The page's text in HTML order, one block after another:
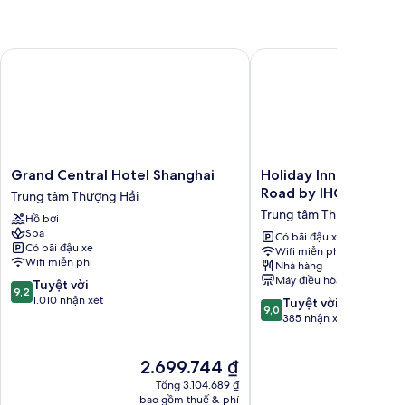
Grand
Central
Hotel
Shanghai
Trung
tâm
Thượng
Hải
Grand Central Hotel Shanghai
Trung tâm Thượng Hải
Hồ bơi
Spa
Có bãi đậu xe
Wifi miễn phí
9.2
trên
9,2 Tuyệt vời
1.010 nhận xét
Giá
hiện
tại
2.699.744 ₫
Tổng 3.104.689 ₫
bao gồm thuế & phí
Grand Central Hotel Shanghai
Holiday
Inn
Shanghai
Nanjing
Road
by
IHG
Trung
tâm
Thượng
Holiday Inn
Road by IHG
Trung tâm Thượng Hải
Có bãi đậu xe
Wifi miễn phí
Nhà hàng
Máy điều hòa
9.0
trên
9,0 Tuyệt vời
385 nhận xét
Holiday Inn Shanghai